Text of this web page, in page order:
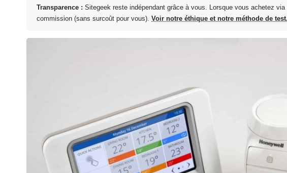
Transparence : Sitegeek reste indépendant grâce à vous. Lorsque vous achetez
commission (sans surcoût pour vous). Voir notre éthique et notre méthode de test.